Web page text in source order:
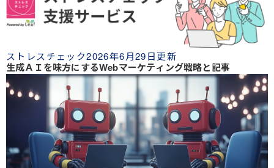
ストレスチェック2026年6月29日更新
生成ＡＩを味方にするWebマーケティング戦略と記事